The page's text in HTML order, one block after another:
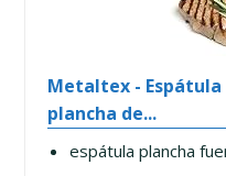
Metaltex -
plancha de...
espátula plancha